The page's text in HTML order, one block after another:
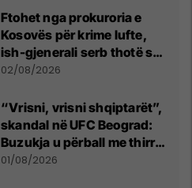
Ftohet nga prokuroria e
Kosovës për krime lufte,
ish-gjenerali serb thotë se
dikush e tradhtoi në
02/08/2026
“Vrisni, vrisni shqiptarët”,
skandal në UFC Beograd:
Buzukja u përball me thirrje
anti-shqiptare nga
01/08/2026